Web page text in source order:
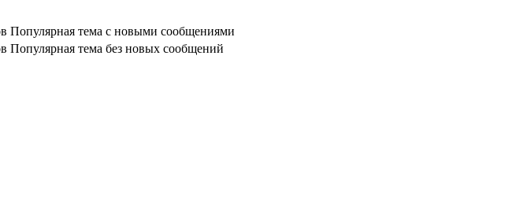
Популярная тема с новыми сообщениями
Популярная тема без новых сообщений